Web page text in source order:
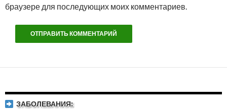
браузере для последующих моих комментариев.
ЗАБОЛЕВАНИЯ: